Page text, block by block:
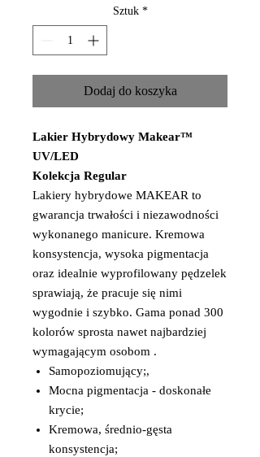
Sztuk *
Dodaj do koszyka
Lakier Hybrydowy Makear™
UV/LED
Kolekcja Regular
Lakiery hybrydowe MAKEAR to
gwarancja trwałości i niezawodności
wykonanego manicure. Kremowa
konsystencja, wysoka pigmentacja
oraz idealnie wyprofilowany pędzelek
sprawiają, że pracuje się nimi
wygodnie i szybko. Gama ponad 300
kolorów sprosta nawet najbardziej
wymagającym osobom .
Samopoziomujący;,
Mocna pigmentacja - doskonałe
krycie;
Kremowa, średnio-gęsta
konsystencja;